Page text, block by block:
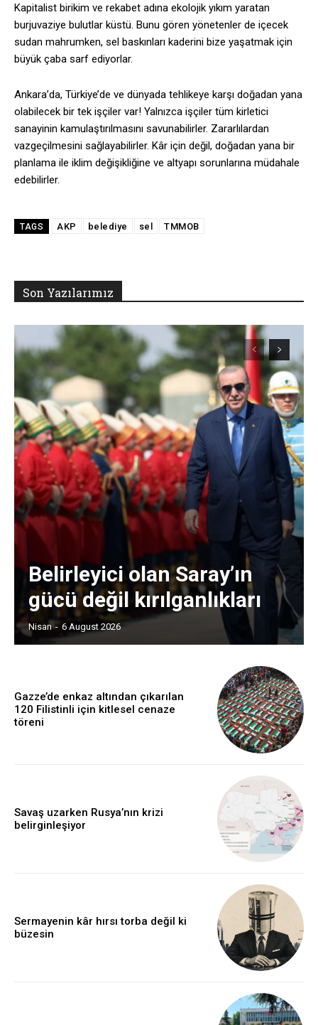
Kapitalist birikim ve rekabet adına ekolojik yıkım yaratan
burjuvaziye bulutlar küstü. Bunu gören yönetenler de içecek
sudan mahrumken, sel baskınları kaderini bize yaşatmak için
büyük çaba sarf ediyorlar.
Ankara’da, Türkiye’de ve dünyada tehlikeye karşı doğadan yana
olabilecek bir tek işçiler var! Yalnızca işçiler tüm kirletici
sanayinin kamulaştırılmasını savunabilirler. Zararlılardan
vazgeçilmesini sağlayabilirler. Kâr için değil, doğadan yana bir
planlama ile iklim değişikliğine ve altyapı sorunlarına müdahale
edebilirler.
TAGS AKP belediye sel TMMOB
Son Yazılarımız
Belirleyici olan Saray’ın
gücü değil kırılganlıkları
Nisan - 6 August 2026
Gazze’de enkaz altından çıkarılan
120 Filistinli için kitlesel cenaze
töreni
Savaş uzarken Rusya’nın krizi
belirginleşiyor
Sermayenin kâr hırsı torba değil ki
büzesin